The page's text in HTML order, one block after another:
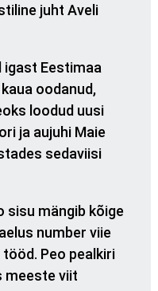
juht Aveli
igast Eestimaa
oodanud,
loodud uusi
ja aujuhi Maie
sedaviisi
sisu mängib kõige
number viie
Peo pealkiri
meeste viit